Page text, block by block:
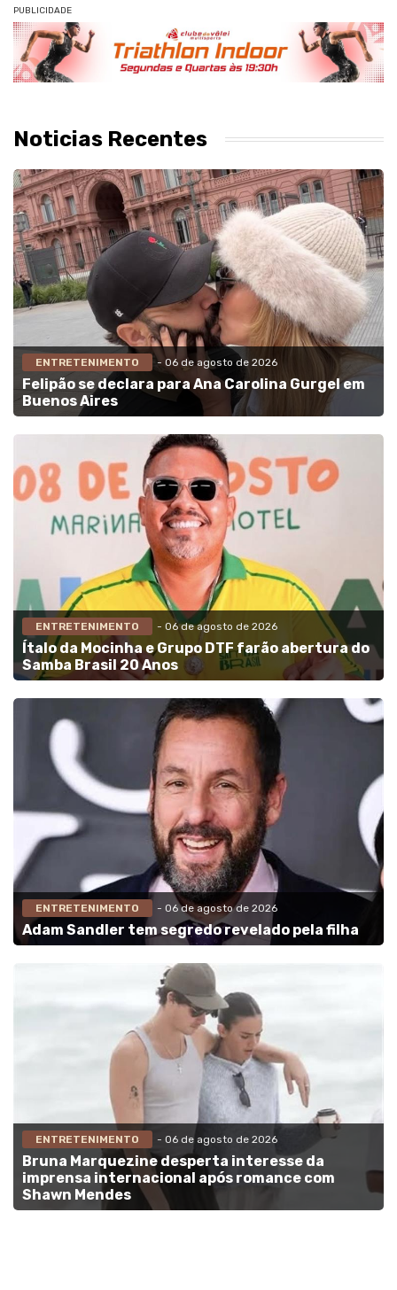
PUBLICIDADE
Noticias Recentes
ENTRETENIMENTO - 06 de agosto de 2026
Felipão se declara para Ana Carolina Gurgel em
Buenos Aires
ENTRETENIMENTO - 06 de agosto de 2026
Ítalo da Mocinha e Grupo DTF farão abertura do
Samba Brasil 20 Anos
ENTRETENIMENTO - 06 de agosto de 2026
Adam Sandler tem segredo revelado pela filha
ENTRETENIMENTO - 06 de agosto de 2026
Bruna Marquezine desperta interesse da
imprensa internacional após romance com
Shawn Mendes